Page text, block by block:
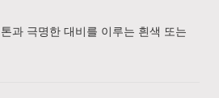
과 극명한 대비를 이루는 흰색 또는